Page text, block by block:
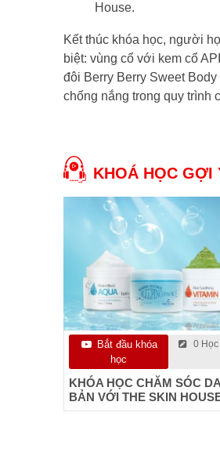
House.
Kết thúc khóa học, người
biệt: vùng cổ với kem cổ
đôi Berry Berry Sweet
chống nắng trong quy trình
KHOÁ HỌC GỢI
Bắt đầu khóa
học
0 Học
KHÓA HỌC CHĂM SÓC
BẢN VỚI THE SKIN